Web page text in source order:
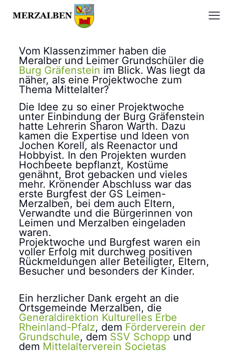
Vom Klassenzimmer haben die
Meralber und Leimer Grundschüler die
Burg Gräfenstein im Blick. Was liegt da
näher, als eine Projektwoche zum
Thema Mittelalter?
Die Idee zu so einer Projektwoche
unter Einbindung der Burg Gräfenstein
hatte Lehrerin Sharon Warth. Dazu
kamen die Expertise und Ideen von
Jochen Korell, als Reenactor und
Hobbyist. In den Projekten wurden
Hochbeete bepflanzt, Kostüme
genähnt, Brot gebacken und vieles
mehr. Krönender Abschluss war das
erste Burgfest der GS Leimen-
Merzalben, bei dem auch Eltern,
Verwandte und die Bürgerinnen von
Leimen und Merzalben eingeladen
waren.
Projektwoche und Burgfest waren ein
voller Erfolg mit durchweg positiven
Rückmeldungen aller Beteiligter, Eltern,
Besucher und besonders der Kinder.
Ein herzlicher Dank ergeht an die
Ortsgemeinde Merzalben, die
Generaldirektion Kulturelles Erbe
Rheinland-Pfalz, dem Förderverein der
Grundschule, dem SSV Schopp und
dem Mittelalterverein Societas